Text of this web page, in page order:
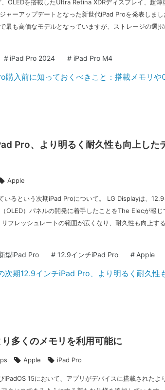
OLEDを搭載したUltra Retina XDRディスプレイ、超薄
ャーアップデートとなった新世代iPad Proを発表しまし
最も高価なモデルとなっていますが、ストレージの選択
# iPad Pro 2024 # iPad Pro M4
Pro、より明るく耐久性も向上した
Apple
いるという次期iPad Proについて。 LG Displayは、12.9
OLED）パネルの開発に着手したことをThe Elecが報じ
フレッシュレートの範囲が広くなり、耐久性も向上する
型iPad Pro # 12.9インチiPad Pro # Apple
多くのメモリを利用可能に
Apple iPad Pro
iPadOS 15において、アプリがデバイスに搭載されたよ